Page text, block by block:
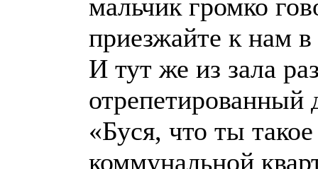
мальчик громко
приезжайте к нам
И тут же из зала
«Буся, что ты
коммунальной